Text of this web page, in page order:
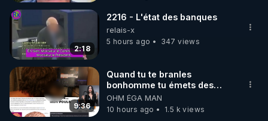
2:18
2216 - L'état des banques
relais-x
5 hours ago
347 views
9:36
Quand tu te branles
bonhomme tu émets des
ondes ils ont juste omis de
t'expliquer
OHM ÉGA MAN
10 hours ago
1.5 k views